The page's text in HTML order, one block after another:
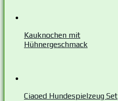
Kauknochen mit
Hühnergeschmack
Ciaoed Hundespielzeug Set